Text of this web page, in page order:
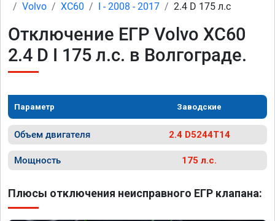
Volvo
XC60 I - 2008 - 2017 2.4 D 175 л.с
Отключение ЕГР Volvo XC60
2.4 D I 175 л.с. в Волгограде.
Параметр Заводские
Объем двигателя 2.4 D5244T14
Мощность 175 л.с.
Плюсы отключения неисправного ЕГР клапана: